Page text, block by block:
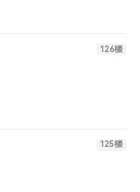
126楼
125楼